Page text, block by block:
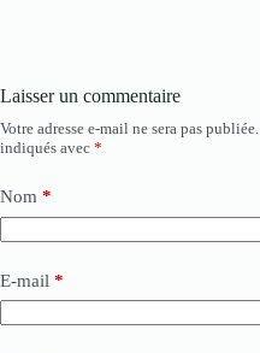
Laisser un commentaire
Votre adresse e-mail ne sera pas publiée.
indiqués avec *
Nom *
E-mail *